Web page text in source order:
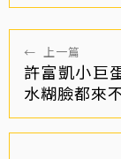
← 上一篇
許富凱小巨
水糊臉都來